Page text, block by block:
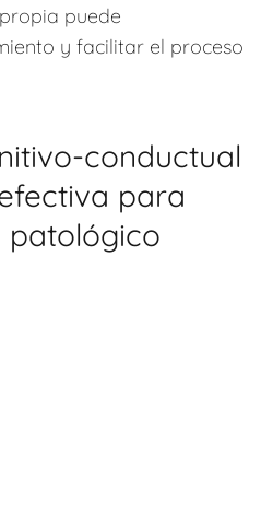
puede
y facilitar el proceso
conductual
para